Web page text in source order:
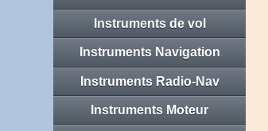
Instruments de vol
Instruments Navigation
Instruments Radio-Nav
Instruments Moteur